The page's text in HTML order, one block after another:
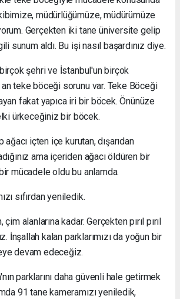
müdürlüğümüze, müdürümüze
Gerçekten iki tane üniversite gelip
sunum aldı. Bu işi nasıl başardınız diye.
birçok şehri ve İstanbul'un birçok
teke böceği sorunu var. Teke Böceği
fakat yapıca iri bir böcek. Önünüze
ürkeceğiniz bir böcek.
içten içe kurutan, dışarıdan
ama içeriden ağacı öldüren bir
mücadele oldu bu anlamda.
sıfırdan yeniledik.
alanlarına kadar. Gerçekten pırıl pırıl
İnşallah kalan parklarımızı da yoğun bir
devam edeceğiz.
parklarını daha güvenli hale getirmek
91 tane kameramızı yeniledik,